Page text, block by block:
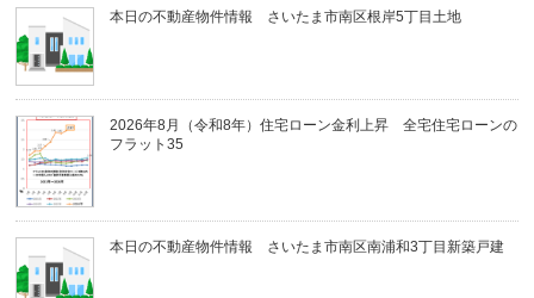
本日の不動産物件情報 さいたま市南区根岸5丁目土地
2026年8月（令和8年）住宅ローン金利上昇 全宅住宅ローンの
フラット35
本日の不動産物件情報 さいたま市南区南浦和3丁目新築戸建